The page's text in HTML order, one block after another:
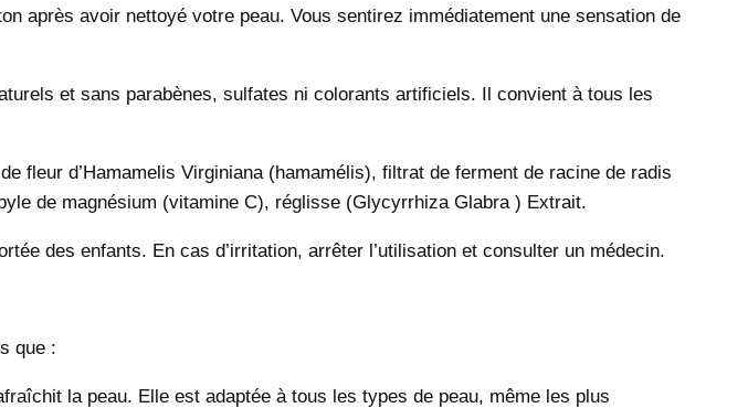
après avoir nettoyé votre peau. Vous sentirez immédiatement une sensation de
et sans parabènes, sulfates ni colorants artificiels. Il convient à tous les
fleur d’Hamamelis Virginiana (hamamélis), filtrat de ferment de racine de radis
de magnésium (vitamine C), réglisse (Glycyrrhiza Glabra ) Extrait.
des enfants. En cas d’irritation, arrêter l’utilisation et consulter un médecin.
que :
la peau. Elle est adaptée à tous les types de peau, même les plus